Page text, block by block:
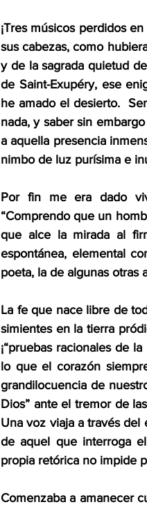
¡Tres músicos perdidos
sus cabezas, como
y de la sagrada quietud
de Saint-Exupéry, ese
he amado el desierto.
nada, y saber sin
a aquella presencia
nimbo de luz purísima e
Por fin me era dado
“Comprendo que un
que alce la mirada al
espontánea, elemental
poeta, la de algunas otras
La fe que nace libre de
simientes en la tierra
¡“pruebas racionales de
lo que el corazón
grandilocuencia de
Dios” ante el tremor de
Una voz viaja a través
de aquel que interroga
propia retórica no impide
Comenzaba a amanecer